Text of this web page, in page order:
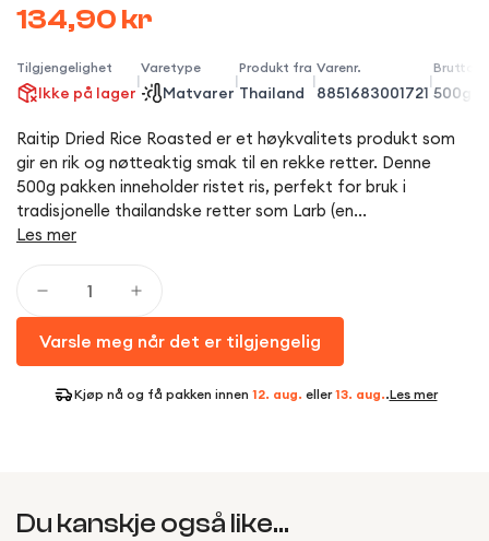
134,90 kr
Tilgjengelighet
Ikke på lager
|
Varetype
Matvarer
|
Produkt fra
Thailand
|
Varenr.
8851683001721
|
500g
Raitip Dried Rice Roasted er et høykvalitets produkt som
gir en rik og nøtteaktig smak til en rekke retter. Denne
500g pakken inneholder ristet ris, perfekt for bruk i
tradisjonelle thailandske retter som Larb (en...
Les mer
Varsle meg når det er tilgjengelig
Kjøp nå og få pakken innen 12. aug. eller13. aug..Les mer
Du kanskje også like...